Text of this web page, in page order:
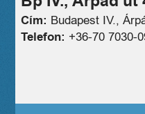
Cím: Budapest IV.,
Telefon: +36-70 7030-